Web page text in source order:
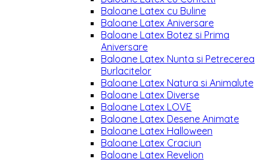
Baloane Latex cu Buline
Baloane Latex Aniversare
Baloane Latex Botez si Prima
Aniversare
Baloane Latex Nunta si Petrecerea
Burlacitelor
Baloane Latex Natura si Animalute
Baloane Latex Diverse
Baloane Latex LOVE
Baloane Latex Desene Animate
Baloane Latex Halloween
Baloane Latex Craciun
Baloane Latex Revelion